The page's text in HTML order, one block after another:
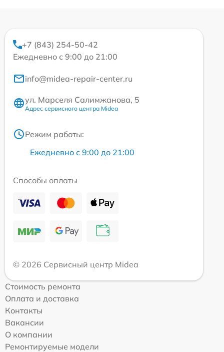
+7 (843) 254-50-42
Ежедневно с 9:00 до 21:00
info@midea-repair-center.ru
ул. Марселя Салимжанова, 5
Адрес сервисного центра Midea
Режим работы:
Ежедневно с 9:00 до 21:00
Способы оплаты
© 2026 Сервисный центр Midea
Стоимость ремонта
Оплата и доставка
Контакты
Вакансии
О компании
Ремонтируемые модели